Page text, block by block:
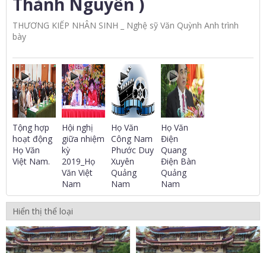
THƯƠNG KIẾP NHÂN SINH _ Nghệ sỹ Văn Quỳnh Anh trình
bày
Tộng hợp
hoạt động
Họ Văn
Việt Nam.
Hội nghị
giữa nhiệm
kỳ
2019_Họ
Văn Việt
Nam
Họ Văn
Công Nam
Phước Duy
Xuyên
Quảng
Nam
Họ Văn
Điện
Quang
Điện Bàn
Quảng
Nam
Hiển thị thể loại